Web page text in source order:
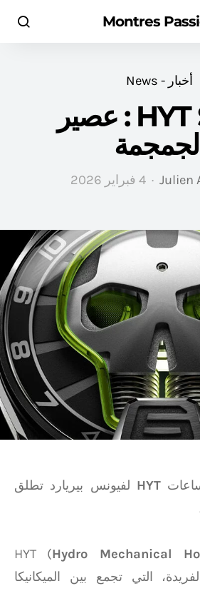
Montres
أخبار - News
HYT Skull : عصير
الجمجمة
Julien 4 فبراير 2026
HYT لفيونس بيريارد تطلق
Hydro Mechanical
التي تجمع بين الميكانيكا